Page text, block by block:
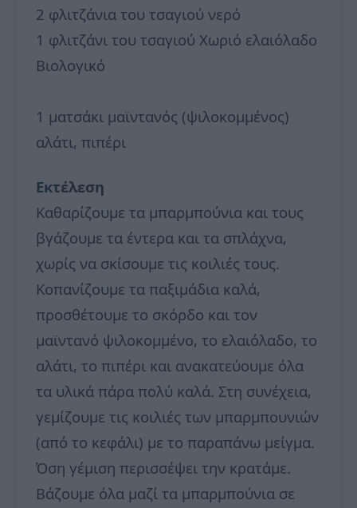
2 φλιτζάνια του τσαγιού νερό
1 φλιτζάνι του τσαγιού Χωριό ελαιόλαδο
Βιολογικό
1 ματσάκι μαϊντανός (ψιλοκομμένος)
αλάτι, πιπέρι
Εκτέλεση
Καθαρίζουμε τα μπαρμπούνια και τους
βγάζουμε τα έντερα και τα σπλάχνα,
χωρίς να σκίσουμε τις κοιλιές τους.
Κοπανίζουμε τα παξιμάδια καλά,
προσθέτουμε το σκόρδο και τον
μαϊντανό ψιλοκομμένο, το ελαιόλαδο, το
αλάτι, το πιπέρι και ανακατεύουμε όλα
τα υλικά πάρα πολύ καλά. Στη συνέχεια,
γεμίζουμε τις κοιλιές των μπαρμπουνιών
(από το κεφάλι) με το παραπάνω μείγμα.
Όση γέμιση περισσέψει την κρατάμε.
Βάζουμε όλα μαζί τα μπαρμπούνια σε